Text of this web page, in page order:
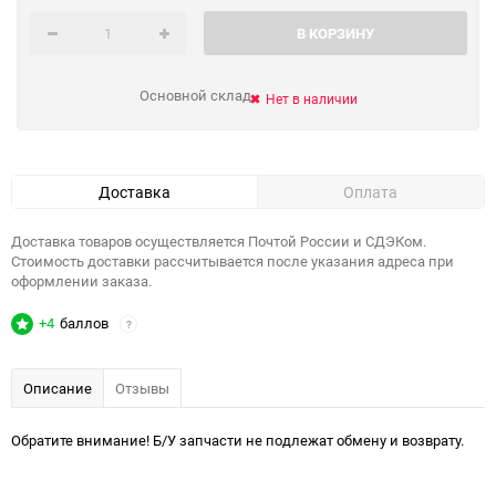
В КОРЗИНУ
Основной склад Нет в наличии
Доставка Оплата
Доставка товаров осуществляется Почтой России и СДЭКом.
Стоимость доставки рассчитывается после указания адреса при
оформлении заказа.
+4 баллов ?
Описание Отзывы
Обратите внимание! Б/У запчасти не подлежат обмену и возврату.